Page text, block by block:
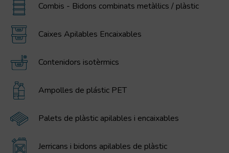
Combis - Bidons combinats metàl·lics / plàstic
Caixes Apilables Encaixables
Contenidors isotèrmics
Ampolles de plástic PET
Palets de plàstic apilables i encaixables
Jerricans i bidons apilables de plàstic